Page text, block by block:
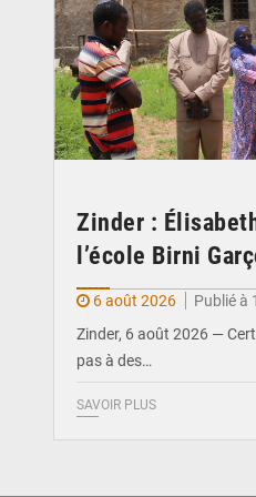
Zinder :
l’école Birni
6 août 2026
Publié à
Zinder, 6 août 2026 —
pas à des…
SAVOIR PLUS